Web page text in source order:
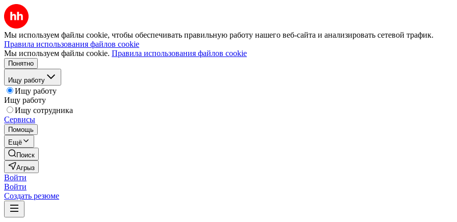
Мы используем файлы cookie, чтобы обеспечивать правильную работу нашего веб-сайта и анализировать сетевой трафик.
Правила использования файлов cookie
Мы используем файлы cookie. Правила использования файлов cookie
Понятно
Ищу работу
Ищу работу
Ищу работу
Ищу сотрудника
Сервисы
Помощь
Ещё
Поиск
Агрыз
Войти
Войти
Создать резюме